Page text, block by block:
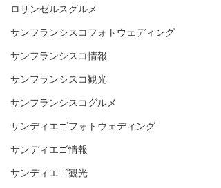
ロサンゼルスグルメ
サンフランシスコフォトウェディング
サンフランシスコ情報
サンフランシスコ観光
サンフランシスコグルメ
サンディエゴフォトウェディング
サンディエゴ情報
サンディエゴ観光